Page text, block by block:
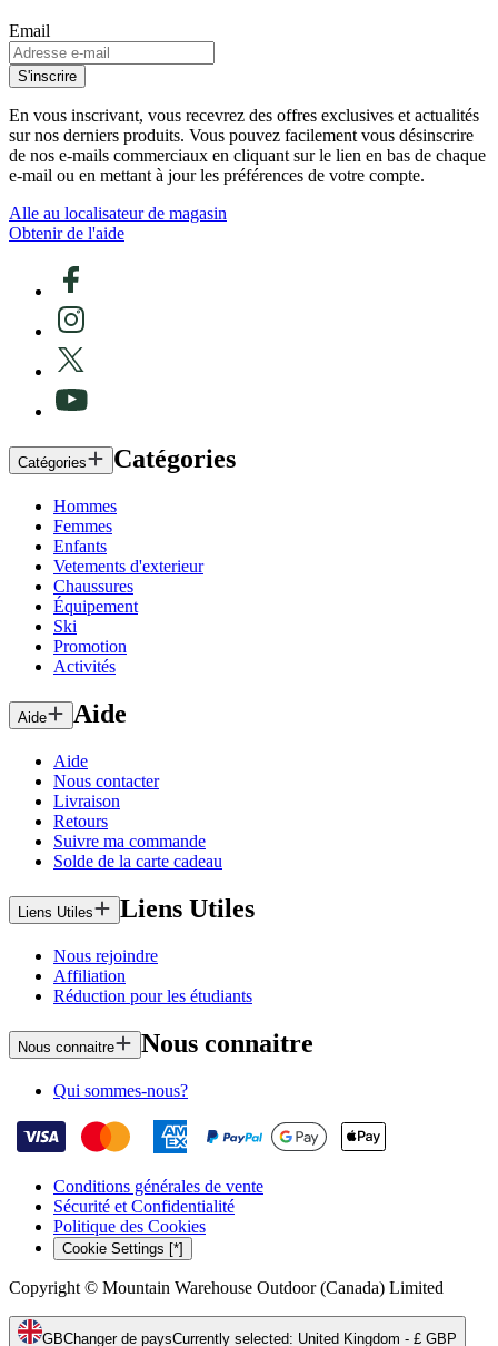
Email
S'inscrire
En vous inscrivant, vous recevrez des offres exclusives et actualités
sur nos derniers produits. Vous pouvez facilement vous désinscrire
de nos e-mails commerciaux en cliquant sur le lien en bas de chaque
e-mail ou en mettant à jour les préférences de votre compte.
Alle au localisateur de magasin
Obtenir de l'aide
Catégories Catégories
Hommes
Femmes
Enfants
Vetements d'exterieur
Chaussures
Équipement
Ski
Promotion
Activités
Aide Aide
Aide
Nous contacter
Livraison
Retours
Suivre ma commande
Solde de la carte cadeau
Liens Utiles Liens Utiles
Nous rejoindre
Affiliation
Réduction pour les étudiants
Nous connaitre Nous connaitre
Qui sommes-nous?
Conditions générales de vente
Sécurité et Confidentialité
Politique des Cookies
Cookie Settings [*]
Copyright © Mountain Warehouse Outdoor (Canada) Limited
GBChanger de paysCurrently selected: United Kingdom - £ GBP